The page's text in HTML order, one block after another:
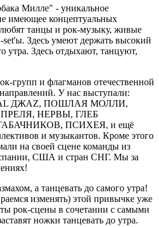
Милле" - уникальное
имеющее концептуальных
любят танцы и рок-музыку, живые
Здесь умеют держать высокий
утра. Здесь отдыхают, танцуют,
групп и флагманов отечественной
У нас выступали:
ДЖАZ, ПОШЛАЯ МОЛЛИ,
НЕРВЫ, ГЛЕБ
ПСИХЕЯ, и ещё
и музыкантов. Кроме этого
на своей сцене команды из
США и стран СНГ. Мы за
а танцевать до самого утра!
изменять) этой привычке уже
рок-сцены в сочетании с самыми
ножки танцевать до утра.